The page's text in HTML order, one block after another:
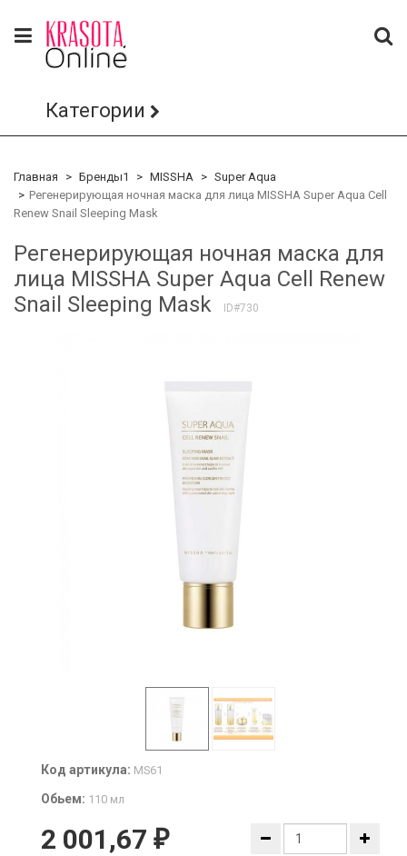
Категории
Главная Бренды1 MISSHA
Super Aqua
Регенерирующая ночная маска для лица MISSHA Super Aqua Cell
Renew Snail Sleeping Mask
Регенерирующая ночная маска для
лица MISSHA Super Aqua Cell Renew
Snail Sleeping Mask
ID#730
Код артикула: MS61
Обьем: 110 мл
2 001,67 ₽